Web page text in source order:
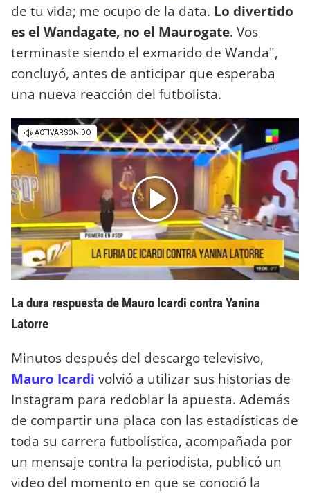
de tu vida; me ocupo de la data. Lo divertido
es el Wandagate, no el Maurogate. Vos
terminaste siendo el exmarido de Wanda",
concluyó, antes de anticipar que esperaba
una nueva reacción del futbolista.
La dura respuesta de Mauro Icardi contra Yanina
Latorre
Minutos después del descargo televisivo,
Mauro Icardi volvió a utilizar sus historias de
Instagram para redoblar la apuesta. Además
de compartir una placa con las estadísticas de
toda su carrera futbolística, acompañada por
un mensaje contra la periodista, publicó un
video del momento en que se conoció la